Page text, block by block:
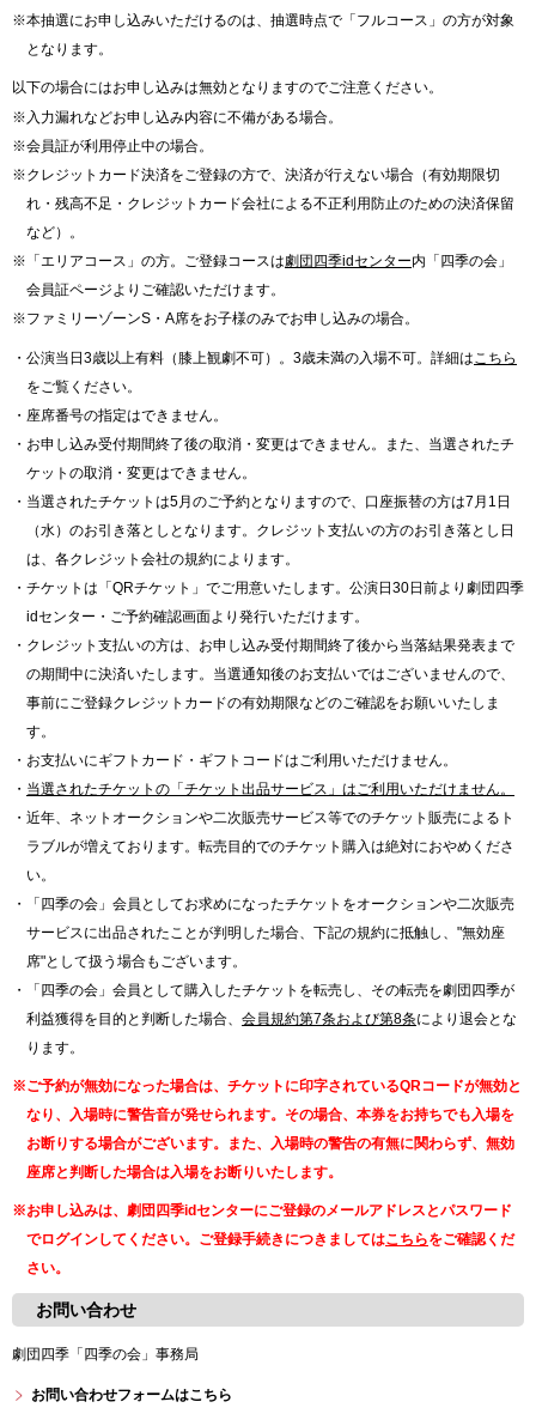
※本抽選にお申し込みいただけるのは、抽選時点で「フルコース」の方が対象
となります。
以下の場合にはお申し込みは無効となりますのでご注意ください。
※入力漏れなどお申し込み内容に不備がある場合。
※会員証が利用停止中の場合。
※クレジットカード決済をご登録の方で、決済が行えない場合（有効期限切
れ・残高不足・クレジットカード会社による不正利用防止のための決済保留
など）。
※「エリアコース」の方。ご登録コースは劇団四季idセンター内「四季の会」
会員証ページよりご確認いただけます。
※ファミリーゾーンS・A席をお子様のみでお申し込みの場合。
・公演当日3歳以上有料（膝上観劇不可）。3歳未満の入場不可。詳細は こちら
をご覧ください。
・座席番号の指定はできません。
・お申し込み受付期間終了後の取消・変更はできません。また、当選されたチ
ケットの取消・変更はできません。
・当選されたチケットは5月のご予約となりますので、口座振替の方は7月1日
（水）のお引き落としとなります。クレジット支払いの方のお引き落とし日
は、各クレジット会社の規約によります。
・チケットは「QRチケット」でご用意いたします。公演日30日前より劇団四季
idセンター・ご予約確認画面より発行いただけます。
・クレジット支払いの方は、お申し込み受付期間終了後から当落結果発表まで
の期間中に決済いたします。当選通知後のお支払いではございませんので、
事前にご登録クレジットカードの有効期限などのご確認をお願いいたしま
す。
・お支払いにギフトカード・ギフトコードはご利用いただけません。
・ 当選されたチケットの「チケット出品サービス」はご利用いただけません。
・近年、ネットオークションや二次販売サービス等でのチケット販売によるト
ラブルが増えております。転売目的でのチケット購入は絶対におやめくださ
い。
・「四季の会」会員としてお求めになったチケットをオークションや二次販売
サービスに出品されたことが判明した場合、下記の規約に抵触し、"無効座
席"として扱う場合もございます。
・「四季の会」会員として購入したチケットを転売し、その転売を劇団四季が
利益獲得を目的と判断した場合、 会員規約第7条および第8条により退会とな
ります。
※ご予約が無効になった場合は、チケットに印字されているQRコードが無効と
なり、入場時に警告音が発せられます。その場合、本券をお持ちでも入場を
お断りする場合がございます。また、入場時の警告の有無に関わらず、無効
座席と判断した場合は入場をお断りいたします。
※お申し込みは、劇団四季idセンターにご登録のメールアドレスとパスワード
でログインしてください。ご登録手続きにつきましてはこちらをご確認くだ
さい。
お問い合わせ
劇団四季「四季の会」事務局
お問い合わせフォームはこちら